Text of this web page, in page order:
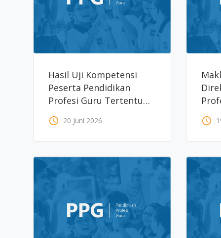
Hasil Uji Kompetensi
Peserta Pendidikan
Profesi Guru Tertentu
Periode 2 Tahun 2026
access_time 20 Juni 2026 access_time